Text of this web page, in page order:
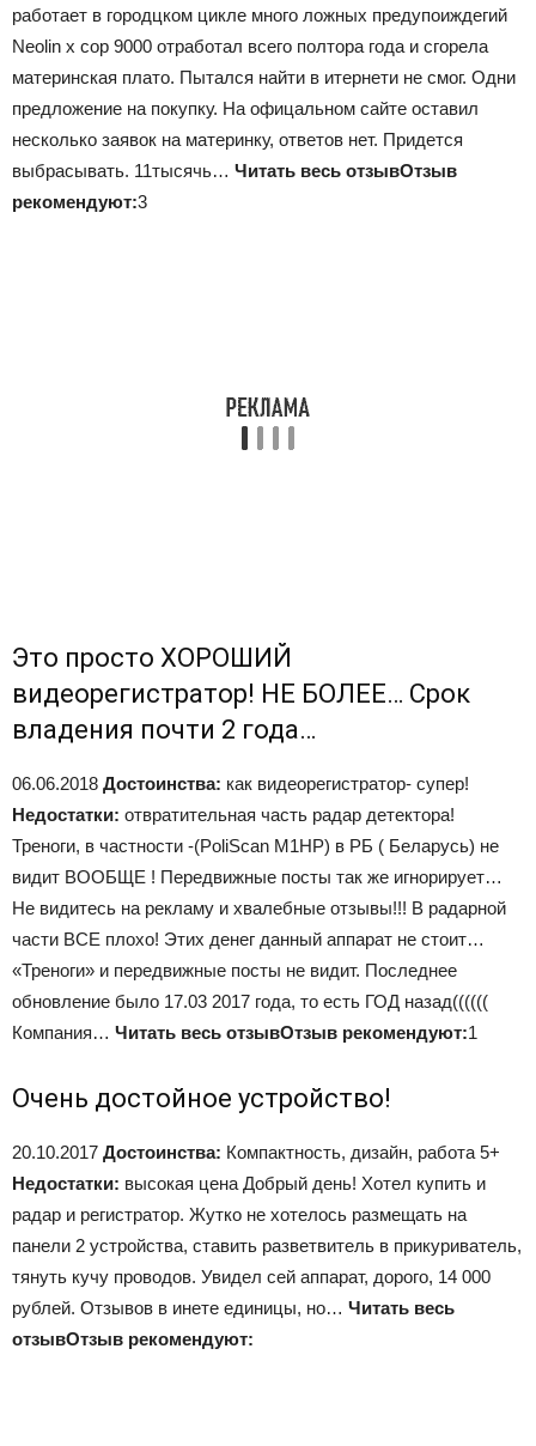
работает в городцком цикле много ложных предупоиждегий
Neolin x cop 9000 отработал всего полтора года и сгорела
материнская плато. Пытался найти в итернети не смог. Одни
предложение на покупку. На офицальном сайте оставил
несколько заявок на материнку, ответов нет. Придется
выбрасывать. 11тысячь… Читать весь отзывОтзыв
рекомендуют:3
Это просто ХОРОШИЙ
видеорегистратор! НЕ БОЛЕЕ… Срок
владения почти 2 года…
06.06.2018 Достоинства: как видеорегистратор- супер!
Недостатки: отвратительная часть радар детектора!
Треноги, в частности -(PoliScan M1HP) в РБ ( Беларусь) не
видит ВООБЩЕ ! Передвижные посты так же игнорирует…
Не видитесь на рекламу и хвалебные отзывы!!! В радарной
части ВСЕ плохо! Этих денег данный аппарат не стоит…
«Треноги» и передвижные посты не видит. Последнее
обновление было 17.03 2017 года, то есть ГОД назад((((((
Компания… Читать весь отзывОтзыв рекомендуют:1
Очень достойное устройство!
20.10.2017 Достоинства: Компактность, дизайн, работа 5+
Недостатки: высокая цена Добрый день! Хотел купить и
радар и регистратор. Жутко не хотелось размещать на
панели 2 устройства, ставить разветвитель в прикуриватель,
тянуть кучу проводов. Увидел сей аппарат, дорого, 14 000
рублей. Отзывов в инете единицы, но… Читать весь
отзывОтзыв рекомендуют: